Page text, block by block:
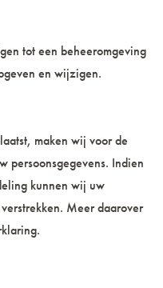
tot een beheeromgeving
en wijzigen.
maken wij voor de
persoonsgegevens. Indien
kunnen wij uw
Meer daarover